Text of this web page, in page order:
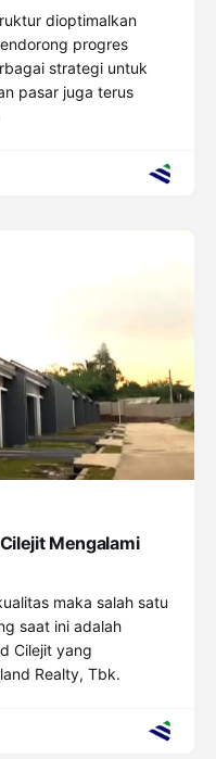
dioptimalkan
progres
strategi untuk
pasar juga terus
Mengalami
maka salah satu
saat ini adalah
Cilejit yang
Realty, Tbk.